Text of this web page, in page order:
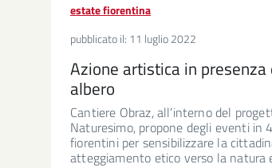
estate fiorentina
pubblicato il: 11 luglio 2022
Azione artistica in presenza
albero
Cantiere Obraz, all’interno del
Naturesimo, propone degli eventi in
fiorentini per sensibilizzare la
atteggiamento etico verso la natura